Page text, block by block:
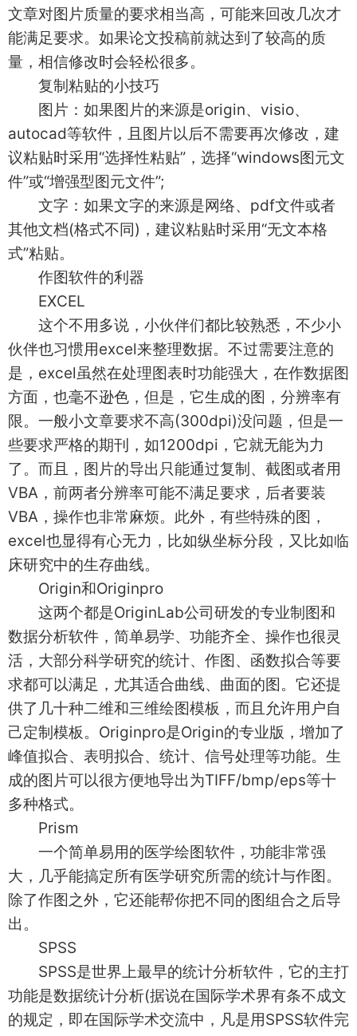
文章对图片质量的要求相当高，可能来回改几次才
能满足要求。如果论文投稿前就达到了较高的质
量，相信修改时会轻松很多。
复制粘贴的小技巧
图片：如果图片的来源是origin、visio、
autocad等软件，且图片以后不需要再次修改，建
议粘贴时采用“选择性粘贴”，选择“windows图元文
件”或“增强型图元文件”;
文字：如果文字的来源是网络、pdf文件或者
其他文档(格式不同)，建议粘贴时采用“无文本格
式”粘贴。
作图软件的利器
EXCEL
这个不用多说，小伙伴们都比较熟悉，不少小
伙伴也习惯用excel来整理数据。不过需要注意的
是，excel虽然在处理图表时功能强大，在作数据图
方面，也毫不逊色，但是，它生成的图，分辨率有
限。一般小文章要求不高(300dpi)没问题，但是一
些要求严格的期刊，如1200dpi，它就无能为力
了。而且，图片的导出只能通过复制、截图或者用
VBA，前两者分辨率可能不满足要求，后者要装
VBA，操作也非常麻烦。此外，有些特殊的图，
excel也显得有心无力，比如纵坐标分段，又比如临
床研究中的生存曲线。
Origin和Originpro
这两个都是OriginLab公司研发的专业制图和
数据分析软件，简单易学、功能齐全、操作也很灵
活，大部分科学研究的统计、作图、函数拟合等要
求都可以满足，尤其适合曲线、曲面的图。它还提
供了几十种二维和三维绘图模板，而且允许用户自
己定制模板。Originpro是Origin的专业版，增加了
峰值拟合、表明拟合、统计、信号处理等功能。生
成的图片可以很方便地导出为TIFF/bmp/eps等十
多种格式。
Prism
一个简单易用的医学绘图软件，功能非常强
大，几乎能搞定所有医学研究所需的统计与作图。
除了作图之外，它还能帮你把不同的图组合之后导
出。
SPSS
SPSS是世界上最早的统计分析软件，它的主打
功能是数据统计分析(据说在国际学术界有条不成文
的规定，即在国际学术交流中，凡是用SPSS软件完